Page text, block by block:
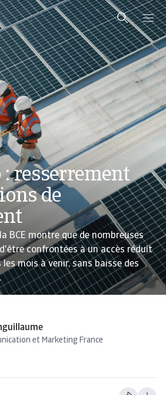
: resserrement
de
BCE montre que de nombreuses
confrontées à un accès réduit
mois à venir, sans baisse des
et Marketing France